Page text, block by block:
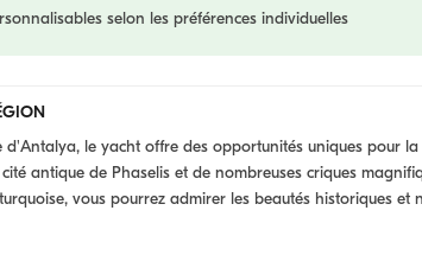
selon les préférences individuelles
d'Antalya, le yacht offre des opportunités uniques pour
antique de Phaselis et de nombreuses criques
vous pourrez admirer les beautés historiques et